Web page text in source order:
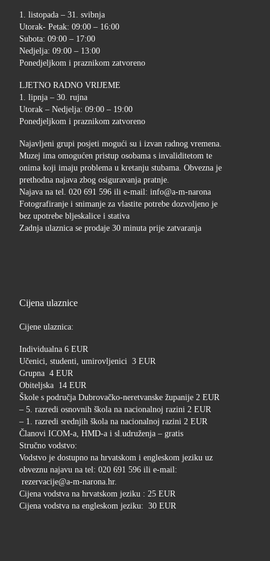
1. listopada – 31. svibnja
Utorak- Petak: 09:00 – 16:00
Subota: 09:00 – 17:00
Nedjelja: 09:00 – 13:00
Ponedjeljkom i praznikom zatvoreno
LJETNO RADNO VRIJEME
1. lipnja – 30. rujna
Utorak – Nedjelja: 09:00 – 19:00
Ponedjeljkom i praznikom zatvoreno
Najavljeni grupi posjeti mogući su i izvan radnog vremena.
Muzej ima omogućen pristup osobama s invaliditetom te
onima koji imaju problema u kretanju stubama. Obvezna je
prethodna najava zbog osiguravanja pratnje.
Najava na tel. 020 691 596 ili e-mail: info@a-m-narona
Fotografiranje i snimanje za vlastite potrebe dozvoljeno je
bez upotrebe bljeskalice i stativa
Zadnja ulaznica se prodaje 30 minuta prije zatvaranja
Cijena ulaznice
Cijene ulaznica:
Individualna 6 EUR
Učenici, studenti, umirovljenici 3 EUR
Grupna 4 EUR
Obiteljska 14 EUR
Škole s područja Dubrovačko-neretvanske županije 2 EUR
– 5. razredi osnovnih škola na nacionalnoj razini 2 EUR
– 1. razredi srednjih škola na nacionalnoj razini 2 EUR
Članovi ICOM-a, HMD-a i sl.udruženja – gratis
Stručno vodstvo:
Vodstvo je dostupno na hrvatskom i engleskom jeziku uz
obveznu najavu na tel: 020 691 596 ili e-mail:
rezervacije@a-m-narona.hr.
Cijena vodstva na hrvatskom jeziku : 25 EUR
Cijena vodstva na engleskom jeziku: 30 EUR